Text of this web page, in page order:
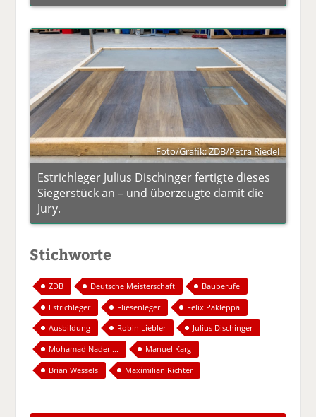
Foto/Grafik: ZDB/Petra Riedel
Estrichleger Julius Dischinger fertigte dieses
Siegerstück an – und überzeugte damit die
Jury.
Stichworte
ZDB Deutsche Meisterschaft
Bauberufe
Estrichleger
Fliesenleger
Felix Pakleppa
Ausbildung
Robin Liebler
Julius Dischinger
Mohamad Nader ...
Manuel Karg
Brian Wessels
Maximilian Richter